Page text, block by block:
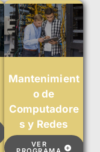
Mantenimient
o de
Computadore
s y Redes
VER